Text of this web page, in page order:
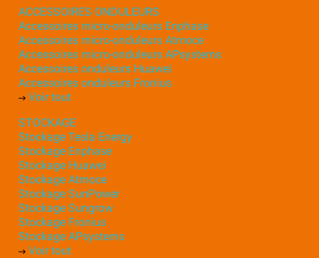
ACCESSOIRES ONDULEURS
Accessoires micro-onduleurs Enphase
Accessoires micro-onduleurs Atmoce
Accessoires micro-onduleurs APsystems
Accessoires onduleurs Huawei
Accessoires onduleurs Fronius
Voir tout
STOCKAGE
Stockage Tesla Energy
Stockage Enphase
Stockage Huawei
Stockage Atmoce
Stockage SunPower
Stockage Sungrow
Stockage Fronius
Stockage APsystems
Voir tout